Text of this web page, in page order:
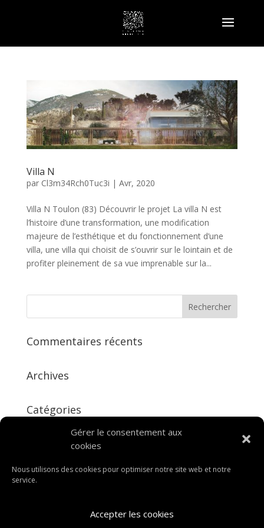
Gérer le consentement aux
cookies
Nous utilisons des cookies pour optimiser notre site web et notre
service.
Accepter les cookies
Villa N
par Cl3m34Rch0Tuc3i | Avr, 2020
Villa N Toulon (83) Découvrir le projet La villa N est
l’histoire d’une transformation, une modification
majeure de l’esthétique et du fonctionnement d’une
villa, une villa qui choisit de s’ouvrir sur le lointain et de
profiter pleinement de sa vue imprenable sur la...
Commentaires récents
Archives
Catégories
Aucune catégorie
Connexion
Flux des commentaires